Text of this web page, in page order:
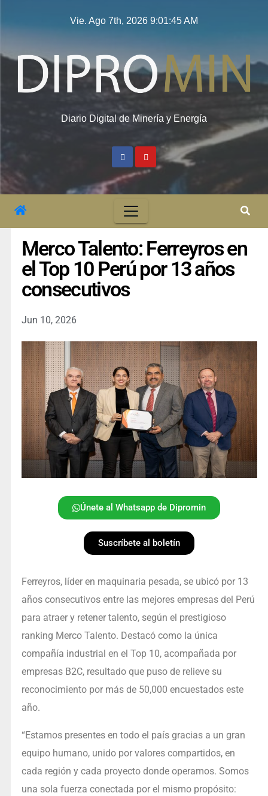
Vie. Ago 7th, 2026 9:01:46 AM
Diario Digital de Minería y Energía
Merco Talento: Ferreyros en
el Top 10 Perú por 13 años
consecutivos
Jun 10, 2026
Únete al Whatsapp de Dipromin
Suscríbete al boletín
Ferreyros, líder en maquinaria pesada, se ubicó por 13
años consecutivos entre las mejores empresas del Perú
para atraer y retener talento, según el prestigioso
ranking Merco Talento. Destacó como la única
compañía industrial en el Top 10, acompañada por
empresas B2C, resultado que puso de relieve su
reconocimiento por más de 50,000 encuestados este
año.
“Estamos presentes en todo el país gracias a un gran
equipo humano, unido por valores compartidos, en
cada región y cada proyecto donde operamos. Somos
una sola fuerza conectada por el mismo propósito: